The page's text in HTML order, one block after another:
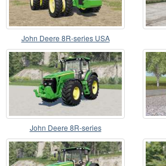
John Deere 8R-series USA
John Deere 8R-series